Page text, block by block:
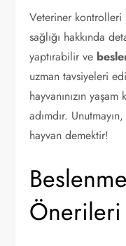
Veteriner kontrolleri
sağlığı hakkında
yaptırabilir ve
uzman tavsiyeleri
hayvanınızın
adımdır.
hayvan demektir!
Önerileri